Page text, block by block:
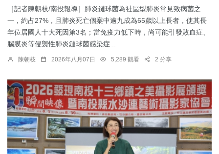
［記者陳朝枝/南投報導］肺炎鏈球菌為社區型肺炎常見致病菌之
一，約占27%，且肺炎死亡個案中逾九成為65歲以上長者，使其長
年位居國人十大死因第3名；當免疫力低下時，尚可能引發敗血症、
腦膜炎等侵襲性肺炎鏈球菌感染症...
陳朝枝 2026年八月07日 5,289 觀看 2 分享